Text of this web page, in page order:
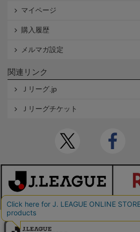
マイページ
購入履歴
メルマガ設定
関連リンク
Ｊリーグ.jp
Ｊリーグチケット